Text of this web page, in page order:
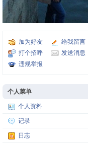
加为好友
给我留言
打个招呼
发送消息
违规举报
个人菜单
个人资料
记录
日志